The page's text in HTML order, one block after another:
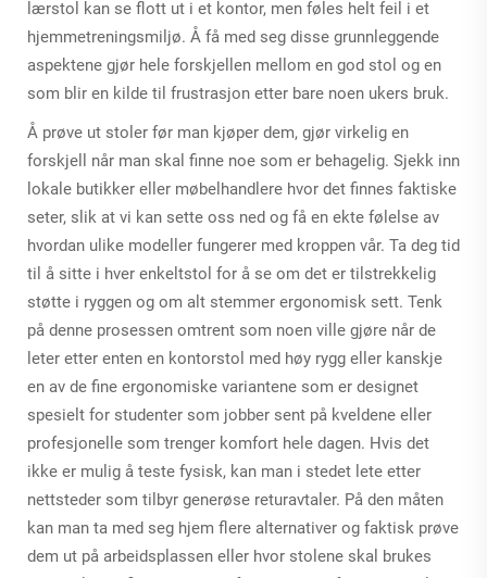
lærstol kan se flott ut i et kontor, men føles helt feil i et
hjemmetreningsmiljø. Å få med seg disse grunnleggende
aspektene gjør hele forskjellen mellom en god stol og en
som blir en kilde til frustrasjon etter bare noen ukers bruk.
Å prøve ut stoler før man kjøper dem, gjør virkelig en
forskjell når man skal finne noe som er behagelig. Sjekk inn
lokale butikker eller møbelhandlere hvor det finnes faktiske
seter, slik at vi kan sette oss ned og få en ekte følelse av
hvordan ulike modeller fungerer med kroppen vår. Ta deg tid
til å sitte i hver enkeltstol for å se om det er tilstrekkelig
støtte i ryggen og om alt stemmer ergonomisk sett. Tenk
på denne prosessen omtrent som noen ville gjøre når de
leter etter enten en kontorstol med høy rygg eller kanskje
en av de fine ergonomiske variantene som er designet
spesielt for studenter som jobber sent på kveldene eller
profesjonelle som trenger komfort hele dagen. Hvis det
ikke er mulig å teste fysisk, kan man i stedet lete etter
nettsteder som tilbyr generøse returavtaler. På den måten
kan man ta med seg hjem flere alternativer og faktisk prøve
dem ut på arbeidsplassen eller hvor stolene skal brukes